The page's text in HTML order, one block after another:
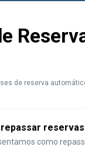
de reserva
repassar
como